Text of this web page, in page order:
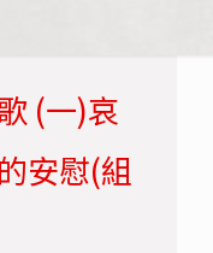
(一)哀
安慰(組